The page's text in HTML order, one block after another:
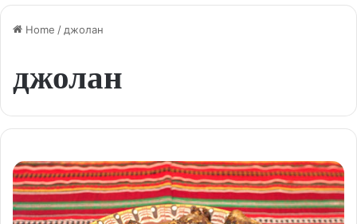
Home / джолан
джолан